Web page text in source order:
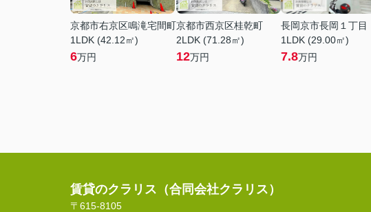
京都市右京区鳴滝宅間町
1LDK (42.12㎡)
6万円
京都市西京区桂乾町
2LDK (71.28㎡)
12万円
長岡京市長岡１丁目
1LDK (29.00㎡)
7.8万円
賃貸のクラリス（合同会社クラリス）
〒615-8105